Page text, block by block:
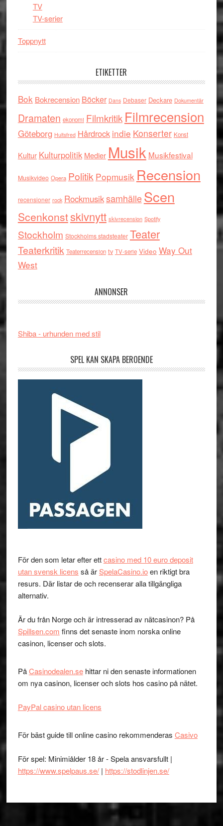
TV
TV-serier
Toppnytt
ETIKETTER
Bok Bokrecension Böcker Dans Debaser Deckare Dokumentär
Dramaten ekonomi Filmkritik Filmrecension
Göteborg Hultsfred Hårdrock indie Konserter Konst
Kultur Kulturpolitik Medier Musik Musikfestival
Musikvideo Opera Politik Popmusik Recension
recensioner rock RockmusiksamhälleScen
Scenkonstskivnytt skivrecension Spotify
Stockholm Stockholms stadsteater Teater
Teaterkritik Teaterrecension tv TV-serie Video Way Out
West
ANNONSER
Shiba - urhunden med stil
SPEL KAN SKAPA BEROENDE
För den som letar efter ettcasino med 10 euro deposit
utan svensk licens så ärSpelaCasino.ioen riktigt bra
resurs. Där listar de och recenserar alla tillgängliga
alternativ.
Är du från Norge och är intresserad av nätcasinon? På
Spillsen.com finns det senaste inom norska online
casinon, licenser och slots.
PåCasinodealen.sehittar ni den senaste informationen
om nya casinon, licenser och slots hos casino på nätet.
PayPal casino utan licens
För bäst guide till online casino rekommenderas Casivo
För spel: Minimiålder 18 år - Spela ansvarsfullt |
https://www.spelpaus.se/| https://stodlinjen.se/